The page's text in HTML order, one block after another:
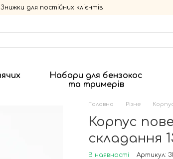
Знижки для постійних клієнтів
Набори для бензокос
та тримерів
Головна Різне
Корпус
складання
В наявності Артикул: